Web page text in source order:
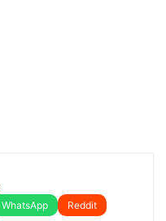
WhatsApp
Reddit